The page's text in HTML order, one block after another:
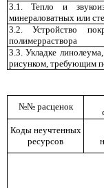
3.1. Тепло и
минераловатных или
3.2. Устройство
полимерраствора
3.3. Укладке
рисунком, требующим
№№ расценок
Коды неучтенных
ресурсов